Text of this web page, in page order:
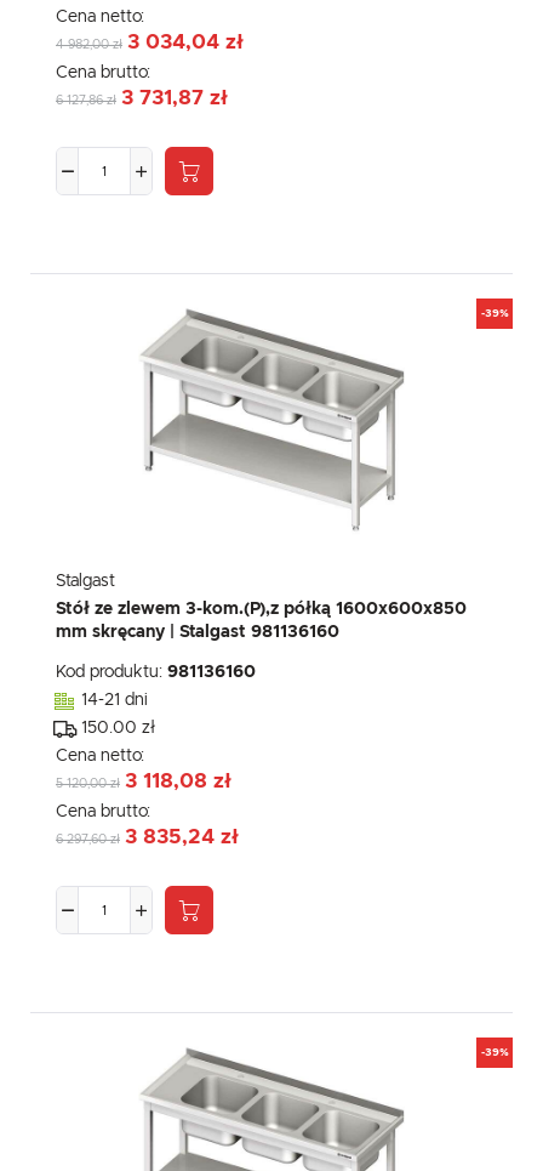
Cena netto:
4 982,00 zł 3 034,04 zł
Cena brutto:
6 127,86 zł 3 731,87 zł
-39%
Stalgast
Stół ze zlewem 3-kom.(P),z półką 1600x600x850
mm skręcany | Stalgast 981136160
Kod produktu: 981136160
14-21 dni
150.00 zł
Cena netto:
5 120,00 zł 3 118,08 zł
Cena brutto:
6 297,60 zł 3 835,24 zł
-39%